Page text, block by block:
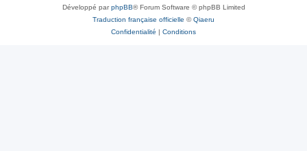
Développé parphpBB® Forum Software © phpBB Limited
Traduction française officielle ©Qiaeru
Confidentialité | Conditions